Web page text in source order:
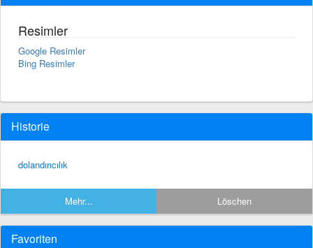
Resimler
Google Resimler
Bing Resimler
Historie
dolandırıcılık
Mehr... Löschen
Favoriten